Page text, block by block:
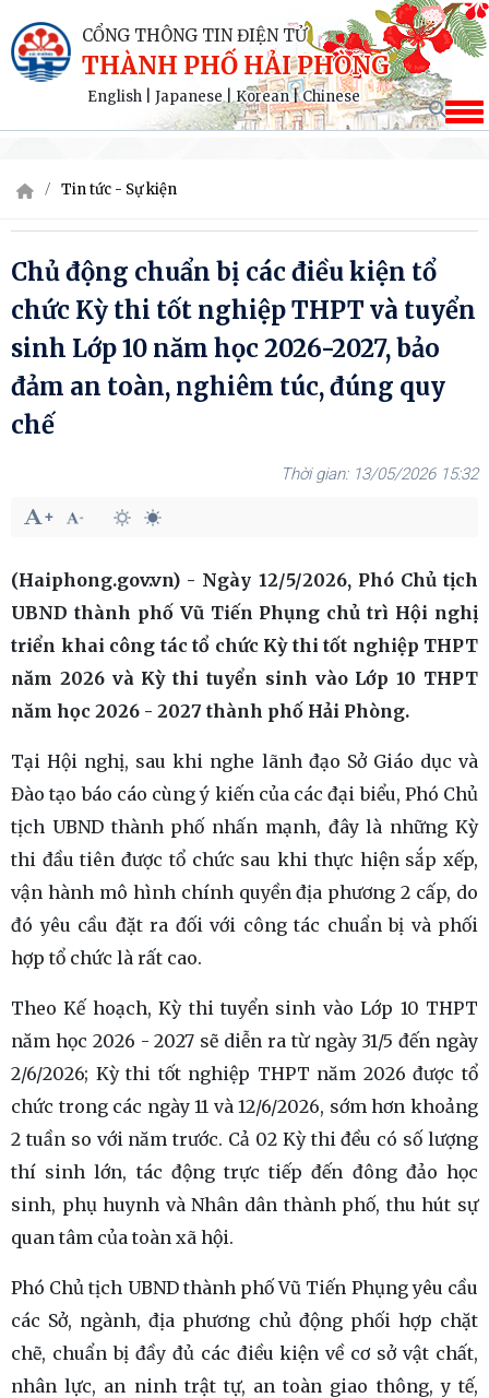
CỔNG THÔNG TIN ĐIỆN TỬ
THÀNH PHỐ HẢI PHÒNG
English Japanese|Korean|Chinese
Tin tức - Sự kiện
Chủ động chuẩn bị các điều kiện tổ
chức Kỳ thi tốt nghiệp THPT và tuyển
sinh Lớp 10 năm học 2026-2027, bảo
đảm an toàn, nghiêm túc, đúng quy
chế
13/05/2026 15:32
(Haiphong.gov.vn) - Ngày 12/5/2026, Phó Chủ tịch
UBND thành phố Vũ Tiến Phụng chủ trì Hội nghị
triển khai công tác tổ chức Kỳ thi tốt nghiệp THPT
năm 2026 và Kỳ thi tuyển sinh vào Lớp 10 THPT
năm học 2026 - 2027 thành phố Hải Phòng.
Tại Hội nghị, sau khi nghe lãnh đạo Sở Giáo dục và
Đào tạo báo cáo cùng ý kiến của các đại biểu, Phó Chủ
tịch UBND thành phố nhấn mạnh, đây là những Kỳ
thi đầu tiên được tổ chức sau khi thực hiện sắp xếp,
vận hành mô hình chính quyền địa phương 2 cấp, do
đó yêu cầu đặt ra đối với công tác chuẩn bị và phối
hợp tổ chức là rất cao.
Theo Kế hoạch, Kỳ thi tuyển sinh vào Lớp 10 THPT
năm học 2026 - 2027 sẽ diễn ra từ ngày 31/5 đến ngày
2/6/2026; Kỳ thi tốt nghiệp THPT năm 2026 được tổ
chức trong các ngày 11 và 12/6/2026, sớm hơn khoảng
2 tuần so với năm trước. Cả 02 Kỳ thi đều có số lượng
thí sinh lớn, tác động trực tiếp đến đông đảo học
sinh, phụ huynh và Nhân dân thành phố, thu hút sự
quan tâm của toàn xã hội.
Phó Chủ tịch UBND thành phố Vũ Tiến Phụng yêu cầu
các Sở, ngành, địa phương chủ động phối hợp chặt
chẽ, chuẩn bị đầy đủ các điều kiện về cơ sở vật chất,
nhân lực, an ninh trật tự, an toàn giao thông, y tế,